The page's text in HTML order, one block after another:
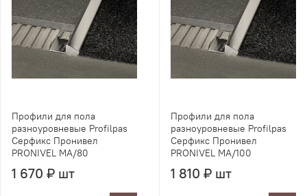
Профили для пола
разноуровневые Profilpas
Серфикс Пронивел
PRONIVEL MA/80
1 670 ₽ шт
Профили для пола
разноуровневые Profilpas
Серфикс Пронивел
PRONIVEL MA/100
1 810 ₽ шт